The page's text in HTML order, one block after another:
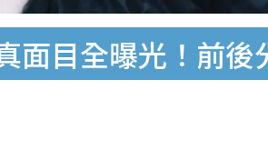
面目全曝光！前